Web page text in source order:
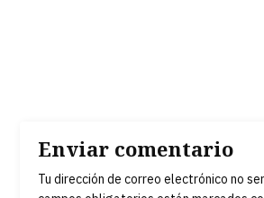
Enviar comentario
Tu dirección de correo electrónico no